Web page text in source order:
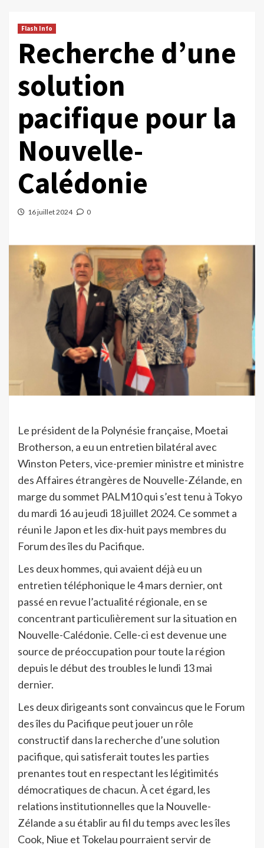
Flash Info
Recherche d’une
solution
pacifique pour la
Nouvelle-
Calédonie
16 juillet 2024 0
Le président de la Polynésie française, Moetai
Brotherson, a eu un entretien bilatéral avec
Winston Peters, vice-premier ministre et ministre
des Affaires étrangères de Nouvelle-Zélande, en
marge du sommet PALM10 qui s’est tenu à Tokyo
du mardi 16 au jeudi 18 juillet 2024. Ce sommet a
réuni le Japon et les dix-huit pays membres du
Forum des îles du Pacifique.
Les deux hommes, qui avaient déjà eu un
entretien téléphonique le 4 mars dernier, ont
passé en revue l’actualité régionale, en se
concentrant particulièrement sur la situation en
Nouvelle-Calédonie. Celle-ci est devenue une
source de préoccupation pour toute la région
depuis le début des troubles le lundi 13 mai
dernier.
Les deux dirigeants sont convaincus que le Forum
des îles du Pacifique peut jouer un rôle
constructif dans la recherche d’une solution
pacifique, qui satisferait toutes les parties
prenantes tout en respectant les légitimités
démocratiques de chacun. À cet égard, les
relations institutionnelles que la Nouvelle-
Zélande a su établir au fil du temps avec les îles
Cook, Niue et Tokelau pourraient servir de